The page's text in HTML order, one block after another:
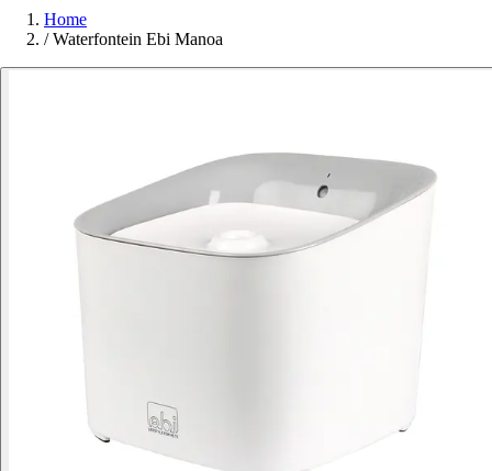
Home
/ Waterfontein Ebi Manoa